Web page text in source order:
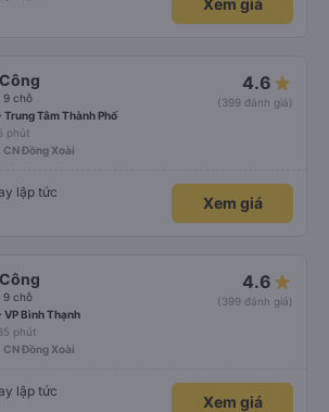
Xem giá
9 chỗ
4.6
(399 đánh giá)
Tâm Thành Phố
phút
CN Đồng Xoài
lập tức
Xem giá
9 chỗ
4.6
(399 đánh giá)
VP Bình Thạnh
phút
CN Đồng Xoài
lập tức
Xem giá